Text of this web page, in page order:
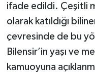
ifade edildi. Çeşitli
olarak katıldığı
çevresinde de bu
Bilensir’in yaşı ve
kamuoyuna